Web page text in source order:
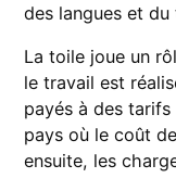
des langues et
La toile joue un
le travail est
payés à des
pays où le coût
ensuite, les